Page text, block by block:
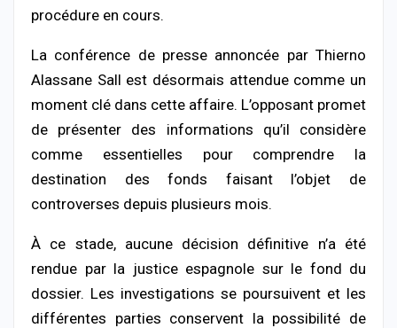
procédure en cours.
La conférence de presse annoncée par Thierno
Alassane Sall est désormais attendue comme un
moment clé dans cette affaire. L’opposant promet
de présenter des informations qu’il considère
comme essentielles pour comprendre la
destination des fonds faisant l’objet de
controverses depuis plusieurs mois.
À ce stade, aucune décision définitive n’a été
rendue par la justice espagnole sur le fond du
dossier. Les investigations se poursuivent et les
différentes parties conservent la possibilité de